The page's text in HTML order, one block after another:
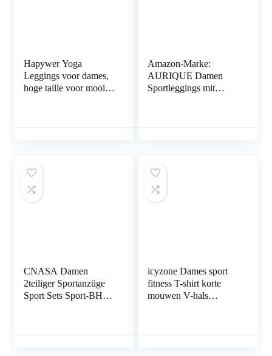
Hapywer Yoga
Leggings voor dames,
hoge taille voor mooi
Amazon-Marke:
AURIQUE Damen
Sportleggings mit
CNASA Damen
2teiliger Sportanzüge
Sport Sets Sport-BH
icyzone Dames sport
fitness T-shirt korte
mouwen V-hals